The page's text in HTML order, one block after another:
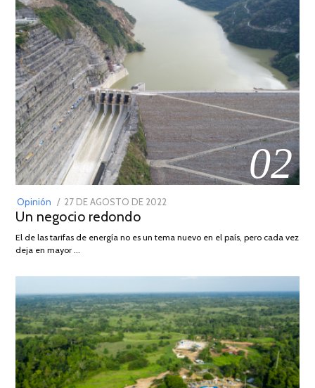
02
Opinión
POSTED
ON
27 DE AGOSTO DE 2022
DE
Un negocio redondo
El de las tarifas de energía no es un tema nuevo en el país, pero cada vez
deja en mayor …